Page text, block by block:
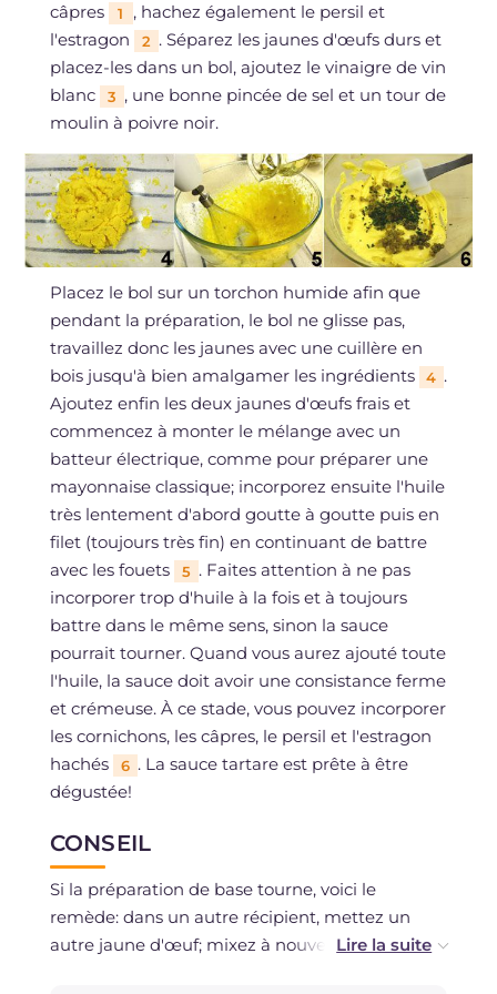
câpres 1
, hachez également le persil et
l'estragon
2 . Séparez les jaunes d'œufs durs et
placez-les dans un bol, ajoutez le vinaigre de vin
blanc
3 , une bonne pincée de sel et un tour de
moulin à poivre noir.
Placez le bol sur un torchon humide afin que
pendant la préparation, le bol ne glisse pas,
travaillez donc les jaunes avec une cuillère en
bois jusqu'à bien amalgamer les ingrédients
4 .
Ajoutez enfin les deux jaunes d'œufs frais et
commencez à monter le mélange avec un
batteur électrique, comme pour préparer une
mayonnaise classique; incorporez ensuite l'huile
très lentement d'abord goutte à goutte puis en
filet (toujours très fin) en continuant de battre
avec les fouets
5 . Faites attention à ne pas
incorporer trop d'huile à la fois et à toujours
battre dans le même sens, sinon la sauce
pourrait tourner. Quand vous aurez ajouté toute
l'huile, la sauce doit avoir une consistance ferme
et crémeuse. À ce stade, vous pouvez incorporer
les cornichons, les câpres, le persil et l'estragon
hachés
6 . La sauce tartare est prête à être
dégustée!
CONSEIL
Si la préparation de base tourne, voici le
remède: dans un autre récipient, mettez un
autre jaune d'œuf; mixez à nouveau en ajoutant